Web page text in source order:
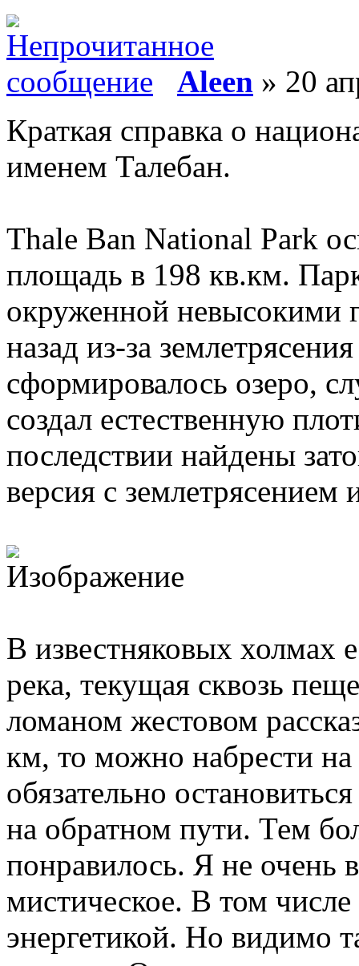
Aleen » 20
Краткая справка о
именем Талебан.
Thale Ban National Park
площадь в 198 кв.км.
окруженной невысокими
назад из-за
сформировалось озеро,
создал естественную
последствии найдены
версия с землетрясением
В известняковых холмах
река, текущая сквозь
ломаном жестовом
км, то можно набрести
обязательно
на обратном пути. Тем
понравилось. Я не очень
мистическое. В том
энергетикой. Но видимо